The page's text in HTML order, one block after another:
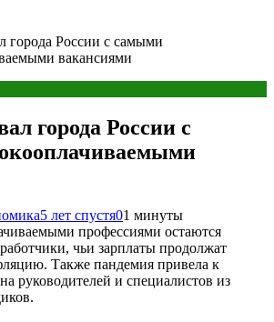
города России с самыми
вакансиями
города России с
5 лет спустя01 минуты
профессиями остаются
чьи зарплаты продолжат
Также пандемия привела к
руководителей и специалистов из